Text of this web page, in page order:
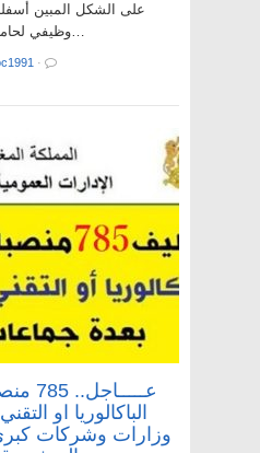
وظيفي لحاملي الباكالوريا او التقني او…
·
الباكالوريا او
وزارات وشركات